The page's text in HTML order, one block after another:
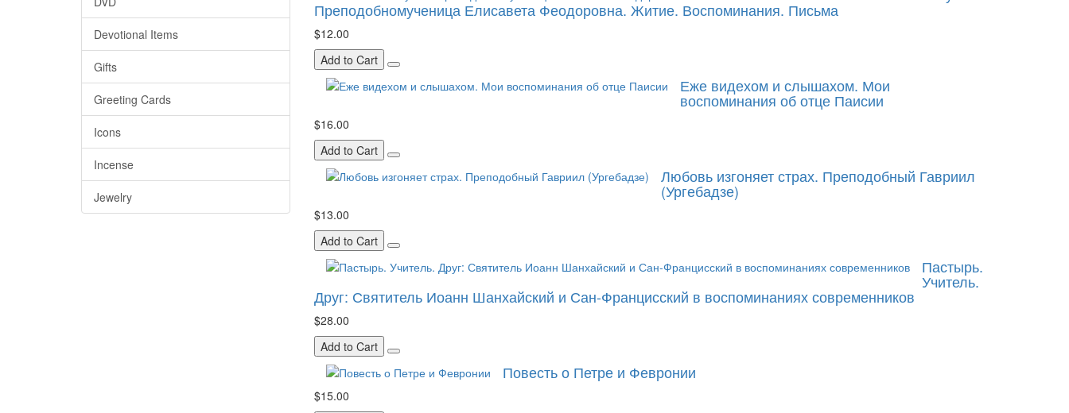
Devotional Items
Gifts
Greeting Cards
Icons
Incense
Jewelry
Преподобномученица Елисавета Феодоровна. Житие. Воспоминания. Письма
$12.00
Add to Cart
Еже видехом и слышахом. Мои
воспоминания об отце Паисии
$16.00
Add to Cart
Любовь изгоняет страх. Преподобный Гавриил
(Ургебадзе)
$13.00
Add to Cart
Пастырь.
Учитель.
Друг: Святитель Иоанн Шанхайский и Сан-Францисский в воспоминаниях современников
$28.00
Add to Cart
Повесть о Петре и Февронии
$15.00